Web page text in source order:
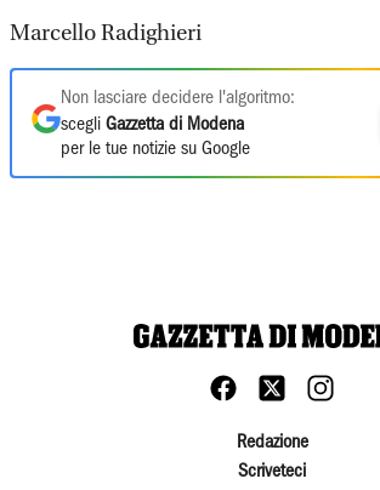
Marcello Radighieri
Non lasciare decidere l'algoritmo:
scegli Gazzetta di Modena
per le tue notizie su Google
Redazione
Scriveteci